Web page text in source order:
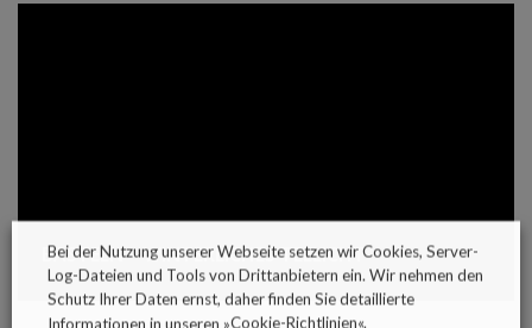
BASTELN – WINTERLICHES TEELICHT
Bei der Nutzung unserer Webseite setzen wir Cookies, Server-
Log-Dateien und Tools von Drittanbietern ein. Wir nehmen den
Schutz Ihrer Daten ernst, daher finden Sie detaillierte
Informationen in unseren »Cookie-Richtlinien«.